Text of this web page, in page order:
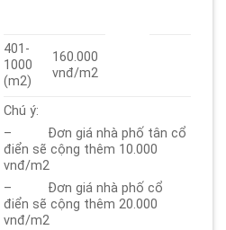
401-
1000
(m2)
160.000
vnđ/m2
Chú ý:
– Đơn giá nhà phố tân cổ
điển sẽ cộng thêm 10.000
vnđ/m2
– Đơn giá nhà phố cổ
điển sẽ cộng thêm 20.000
vnđ/m2